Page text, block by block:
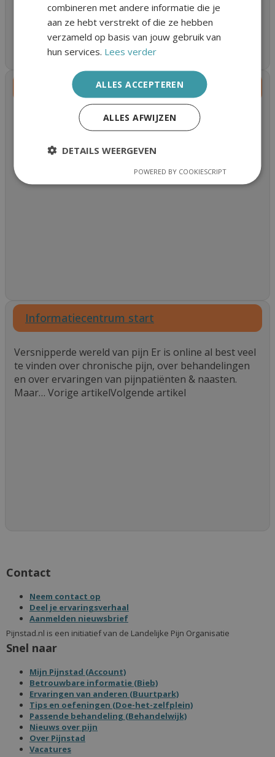
Voor het kind
Hoe ga je om met een ouder die chronische pijn
heeft? Je moeder of vader heeft chronische pijn. Dit
kan veel impact hebben op jouw… Vorige
Informatiecentrum start
Versnipperde wereld van pijn Er is online al best veel
te vinden over chronische pijn, over behandelingen
en over ervaringen van pijnpatiënten & naasten.
Maar… Vorige artikelVolgende artikel
Contact
Neem contact op
Deel je ervaringsverhaal
Aanmelden nieuwsbrief
Pijnstad.nl is een initiatief van de Landelijke Pijn Organisatie
Snel naar
Mijn Pijnstad (Account)
Betrouwbare informatie (Bieb)
Ervaringen van anderen (Buurtpark)
Tips en oefeningen (Doe-het-zelfplein)
Passende behandeling (Behandelwijk)
Nieuws over pijn
Over Pijnstad
Vacatures
combineren met andere informatie die je
aan ze hebt verstrekt of die ze hebben
verzameld op basis van jouw gebruik van
hun services. Lees verder
ALLES ACCEPTEREN
ALLES AFWIJZEN
DETAILS WEERGEVEN
POWERED BY COOKIESCRIPT